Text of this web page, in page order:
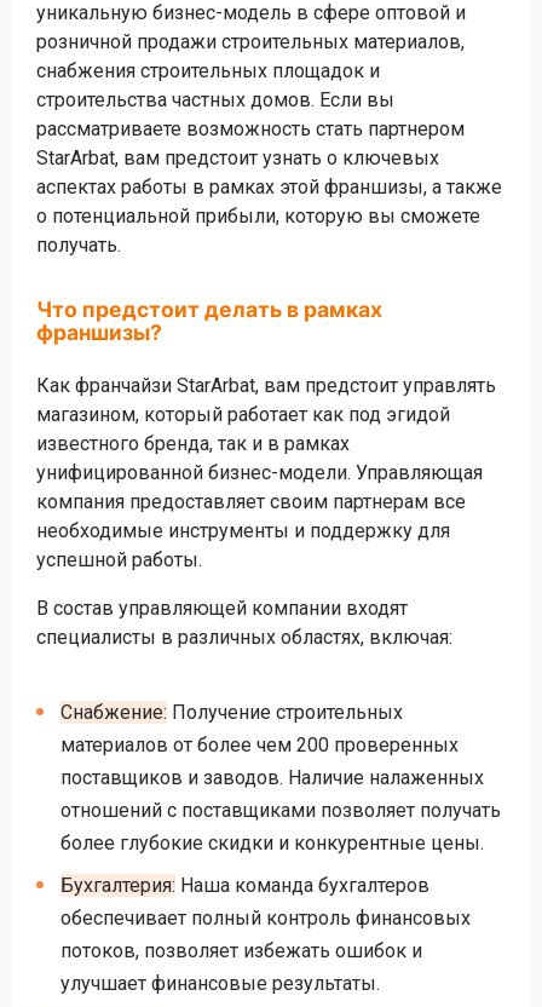
уникальную бизнес-модель в сфере оптовой и
розничной продажи строительных материалов,
снабжения строительных площадок и
строительства частных домов. Если вы
рассматриваете возможность стать партнером
StarArbat, вам предстоит узнать о ключевых
аспектах работы в рамках этой франшизы, а также
о потенциальной прибыли, которую вы сможете
получать.
Что предстоит делать в рамках
франшизы?
Как франчайзи StarArbat, вам предстоит управлять
магазином, который работает как под эгидой
известного бренда, так и в рамках
унифицированной бизнес-модели. Управляющая
компания предоставляет своим партнерам все
необходимые инструменты и поддержку для
успешной работы.
В состав управляющей компании входят
специалисты в различных областях, включая:
Снабжение: Получение строительных
материалов от более чем 200 проверенных
поставщиков и заводов. Наличие налаженных
отношений с поставщиками позволяет получать
более глубокие скидки и конкурентные цены.
Бухгалтерия: Наша команда бухгалтеров
обеспечивает полный контроль финансовых
потоков, позволяет избежать ошибок и
улучшает финансовые результаты.